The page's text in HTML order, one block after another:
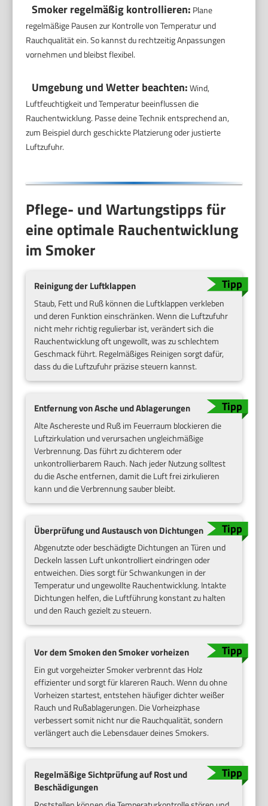
Smoker regelmäßig kontrollieren: Plane
regelmäßige Pausen zur Kontrolle von Temperatur und
Rauchqualität ein. So kannst du rechtzeitig Anpassungen
vornehmen und bleibst flexibel.
Umgebung und Wetter beachten:Wind,
Luftfeuchtigkeit und Temperatur beeinflussen die
Rauchentwicklung. Passe deine Technik entsprechend an,
zum Beispiel durch geschickte Platzierung oder justierte
Luftzufuhr.
Pflege- und Wartungstipps für
eine optimale Rauchentwicklung
im Smoker
Reinigung der Luftklappen
Staub, Fett und Ruß können die Luftklappen verkleben
und deren Funktion einschränken. Wenn die Luftzufuhr
nicht mehr richtig regulierbar ist, verändert sich die
Rauchentwicklung oft ungewollt, was zu schlechtem
Geschmack führt. Regelmäßiges Reinigen sorgt dafür,
dass du die Luftzufuhr präzise steuern kannst.
Entfernung von Asche und Ablagerungen
Alte Aschereste und Ruß im Feuerraum blockieren die
Luftzirkulation und verursachen ungleichmäßige
Verbrennung. Das führt zu dichterem oder
unkontrollierbarem Rauch. Nach jeder Nutzung solltest
du die Asche entfernen, damit die Luft frei zirkulieren
kann und die Verbrennung sauber bleibt.
Überprüfung und Austausch von Dichtungen
Abgenutzte oder beschädigte Dichtungen an Türen und
Deckeln lassen Luft unkontrolliert eindringen oder
entweichen. Dies sorgt für Schwankungen in der
Temperatur und ungewollte Rauchentwicklung. Intakte
Dichtungen helfen, die Luftführung konstant zu halten
und den Rauch gezielt zu steuern.
Vor dem Smoken den Smoker vorheizen
Ein gut vorgeheizter Smoker verbrennt das Holz
effizienter und sorgt für klareren Rauch. Wenn du ohne
Vorheizen startest, entstehen häufiger dichter weißer
Rauch und Rußablagerungen. Die Vorheizphase
verbessert somit nicht nur die Rauchqualität, sondern
verlängert auch die Lebensdauer deines Smokers.
Regelmäßige Sichtprüfung auf Rost und
Beschädigungen